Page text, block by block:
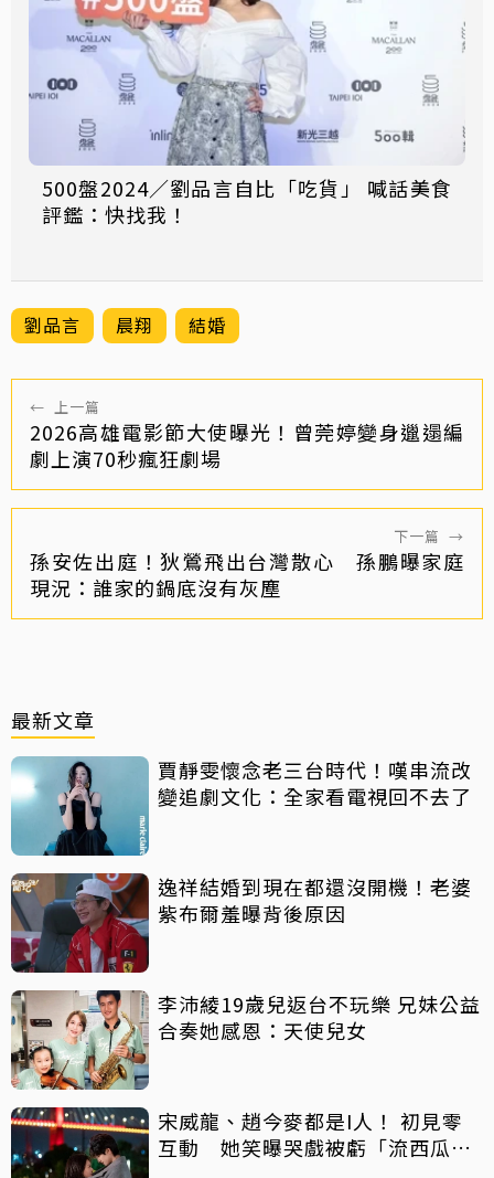
500盤2024／劉品言自比「吃貨」 喊話美食
評鑑：快找我！
劉品言 晨翔 結婚
← 上一篇
2026高雄電影節大使曝光！曾莞婷變身邋遢編
劇上演70秒瘋狂劇場
下一篇 →
孫安佐出庭！狄鶯飛出台灣散心 孫鵬曝家庭
現況：誰家的鍋底沒有灰塵
最新文章
賈靜雯懷念老三台時代！嘆串流改
變追劇文化：全家看電視回不去了
逸祥結婚到現在都還沒開機！老婆
紫布爾羞曝背後原因
李沛綾19歲兒返台不玩樂 兄妹公益
合奏她感恩：天使兒女
宋威龍、趙今麥都是I人！ 初見零
互動 她笑曝哭戲被虧「流西瓜